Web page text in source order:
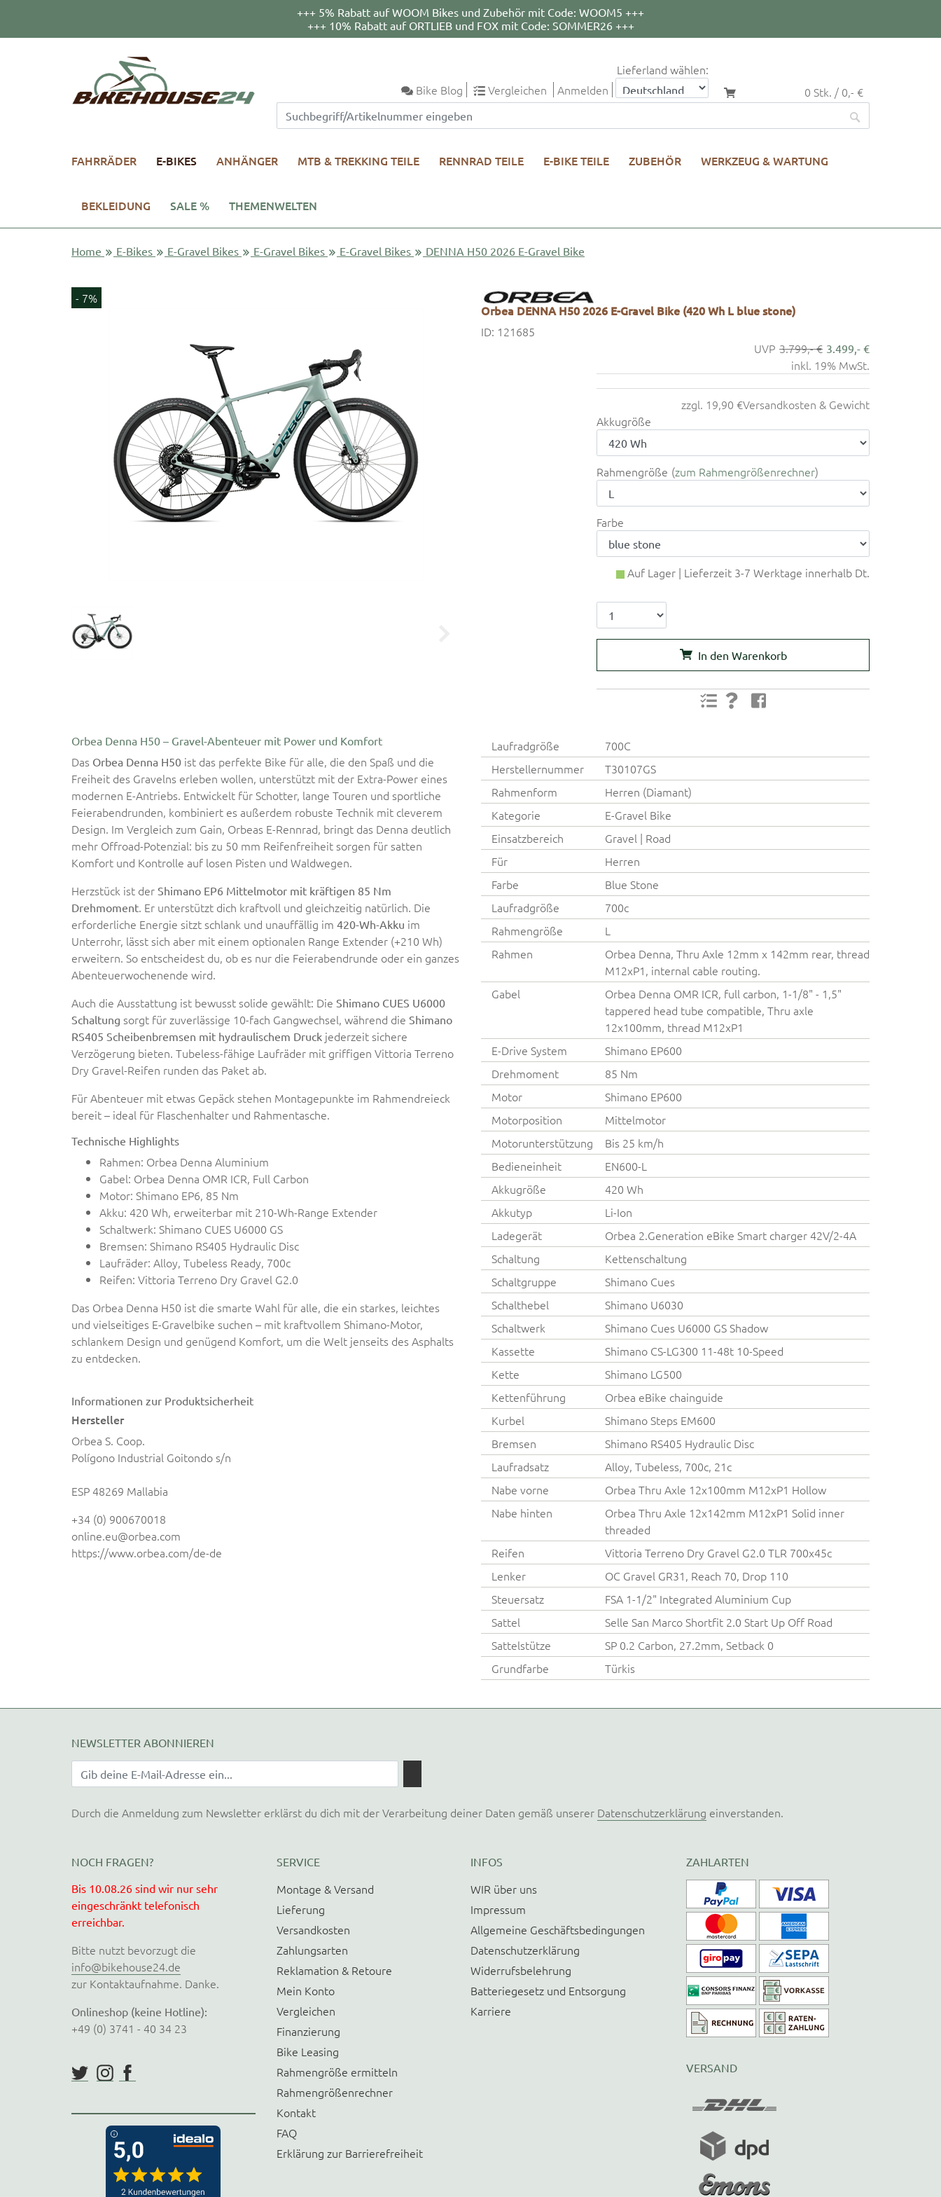
+++ 5% Rabatt auf WOOM Bikes und Zubehör mit Code: WOOM5 +++
+++ 10% Rabatt auf ORTLIEB und FOX mit Code: SOMMER26 +++
Bike Blog Vergleichen Anmelden
Lieferland wählen:
0 Stk. / 0,- €
FAHRRÄDER E-BIKES ANHÄNGER MTB & TREKKING TEILE RENNRAD TEILE E-BIKE TEILE ZUBEHÖR WERKZEUG & WARTUNG
BEKLEIDUNG SALE % THEMENWELTEN
Home E-Bikes E-Gravel Bikes E-Gravel Bikes E-Gravel Bikes DENNA H50 2026 E-Gravel Bike
- 7%
Orbea DENNA H50 2026 E-Gravel Bike (420 Wh L blue stone)
ID: 121685
3.799,- € 3.499,- €
inkl. 19% MwSt.
zzgl. 19,90 €Versandkosten & Gewicht
Akkugröße
Rahmengröße zum Rahmengrößenrechner
Farbe
Auf Lager | Lieferzeit 3-7 Werktage innerhalb Dt.
In den Warenkorb
Orbea Denna H50 – Gravel-Abenteuer mit Power und Komfort
Das Orbea Denna H50 ist das perfekte Bike für alle, die den Spaß und die
Freiheit des Gravelns erleben wollen, unterstützt mit der Extra-Power eines
modernen E-Antriebs. Entwickelt für Schotter, lange Touren und sportliche
Feierabendrunden, kombiniert es außerdem robuste Technik mit cleverem
Design. Im Vergleich zum Gain, Orbeas E-Rennrad, bringt das Denna deutlich
mehr Offroad-Potenzial: bis zu 50 mm Reifenfreiheit sorgen für satten
Komfort und Kontrolle auf losen Pisten und Waldwegen.
Herzstück ist der Shimano EP6 Mittelmotor mit kräftigen 85 Nm
Drehmoment. Er unterstützt dich kraftvoll und gleichzeitig natürlich. Die
erforderliche Energie sitzt schlank und unauffällig im 420-Wh-Akku im
Unterrohr, lässt sich aber mit einem optionalen Range Extender (+210 Wh)
erweitern. So entscheidest du, ob es nur die Feierabendrunde oder ein ganzes
Abenteuerwochenende wird.
Auch die Ausstattung ist bewusst solide gewählt: Die Shimano CUES U6000
Schaltung sorgt für zuverlässige 10-fach Gangwechsel, während die Shimano
RS405 Scheibenbremsen mit hydraulischem Druck jederzeit sichere
Verzögerung bieten. Tubeless-fähige Laufräder mit griffigen Vittoria Terreno
Dry Gravel-Reifen runden das Paket ab.
Für Abenteuer mit etwas Gepäck stehen Montagepunkte im Rahmendreieck
bereit – ideal für Flaschenhalter und Rahmentasche.
Technische Highlights
Rahmen: Orbea Denna Aluminium
Gabel: Orbea Denna OMR ICR, Full Carbon
Motor: Shimano EP6, 85 Nm
Akku: 420 Wh, erweiterbar mit 210-Wh-Range Extender
Schaltwerk: Shimano CUES U6000 GS
Bremsen: Shimano RS405 Hydraulic Disc
Laufräder: Alloy, Tubeless Ready, 700c
Reifen: Vittoria Terreno Dry Gravel G2.0
Das Orbea Denna H50 ist die smarte Wahl für alle, die ein starkes, leichtes
und vielseitiges E-Gravelbike suchen – mit kraftvollem Shimano-Motor,
schlankem Design und genügend Komfort, um die Welt jenseits des Asphalts
zu entdecken.
Informationen zur Produktsicherheit
Hersteller
Orbea S. Coop.
Polígono Industrial Goitondo s/n
ESP 48269 Mallabia
+34 (0) 900670018
online.eu@orbea.com
https://www.orbea.com/de-de
Laufradgröße
700C
Herstellernummer
T30107GS
Rahmenform
Herren (Diamant)
Kategorie
E-Gravel Bike
Einsatzbereich
Gravel | Road
Für
Herren
Farbe
Blue Stone
Laufradgröße
700c
Rahmengröße
L
Rahmen
Orbea Denna, Thru Axle 12mm x 142mm rear, thread
M12xP1, internal cable routing.
Gabel
Orbea Denna OMR ICR, full carbon, 1-1/8" - 1,5"
tappered head tube compatible, Thru axle
12x100mm, thread M12xP1
E-Drive System
Shimano EP600
Drehmoment
85 Nm
Motor
Shimano EP600
Motorposition
Mittelmotor
Motorunterstützung
Bis 25 km/h
Bedieneinheit
EN600-L
Akkugröße
420 Wh
Akkutyp
Li-Ion
Ladegerät
Orbea 2.Generation eBike Smart charger 42V/2-4A
Schaltung
Kettenschaltung
Schaltgruppe
Shimano Cues
Schalthebel
Shimano U6030
Schaltwerk
Shimano Cues U6000 GS Shadow
Kassette
Shimano CS-LG300 11-48t 10-Speed
Kette
Shimano LG500
Kettenführung
Orbea eBike chainguide
Kurbel
Shimano Steps EM600
Bremsen
Shimano RS405 Hydraulic Disc
Laufradsatz
Alloy, Tubeless, 700c, 21c
Nabe vorne
Orbea Thru Axle 12x100mm M12xP1 Hollow
Nabe hinten
Orbea Thru Axle 12x142mm M12xP1 Solid inner
threaded
Reifen
Vittoria Terreno Dry Gravel G2.0 TLR 700x45c
Lenker
OC Gravel GR31, Reach 70, Drop 110
Steuersatz
FSA 1-1/2" Integrated Aluminium Cup
Sattel
Selle San Marco Shortfit 2.0 Start Up Off Road
Sattelstütze
SP 0.2 Carbon, 27.2mm, Setback 0
Grundfarbe
Türkis
NEWSLETTER ABONNIEREN
Durch die Anmeldung zum Newsletter erklärst du dich mit der Verarbeitung deiner Daten gemäß unserer Datenschutzerklärung einverstanden.
NOCH FRAGEN?
Bis 10.08.26 sind wir nur sehr
eingeschränkt telefonisch
erreichbar.
Bitte nutzt bevorzugt die
info@bikehouse24.de
zur Kontaktaufnahme. Danke.
Onlineshop (keine Hotline):
+49 (0) 3741 - 40 34 23
SERVICE
Montage & Versand
Lieferung
Versandkosten
Zahlungsarten
Reklamation & Retoure
Mein Konto
Vergleichen
Finanzierung
Bike Leasing
Rahmengröße ermitteln
Rahmengrößenrechner
Kontakt
FAQ
Erklärung zur Barrierefreiheit
INFOS
WIR über uns
Impressum
Allgemeine Geschäftsbedingungen
Datenschutzerklärung
Widerrufsbelehrung
Batteriegesetz und Entsorgung
Karriere
ZAHLARTEN
VERSAND